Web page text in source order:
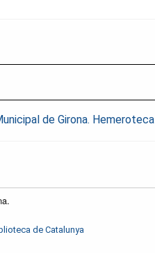
de Girona. Hemeroteca
de Catalunya